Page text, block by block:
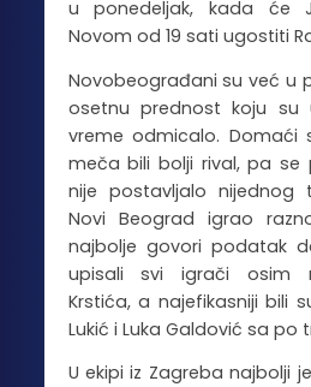
u ponedeljak, kada će
Novom od 19 sati ugostiti
Novobeograđani su već u
osetnu prednost koju su
vreme odmicalo.
meča bili bolji rival, pa se
nije postavljalo nijednog
Novi Beograd igrao
najbolje govori podatak
upisali svi igrači osim
Krstića, a najefikasniji bili
Lukić i Luka Galdović sa po
U ekipi iz Zagreba najbolji